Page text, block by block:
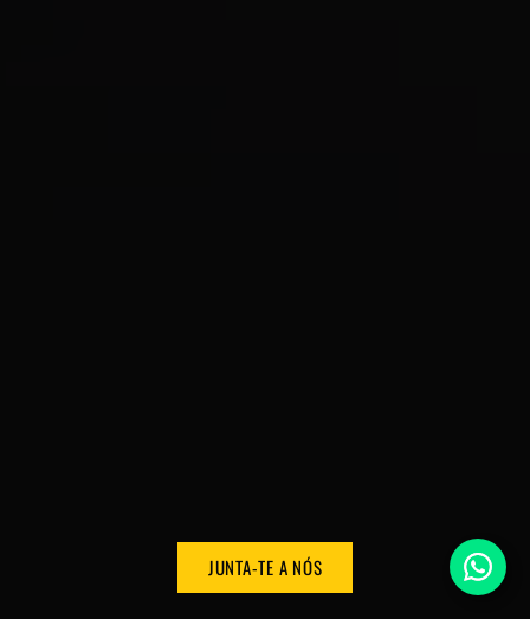
JUNTA-TE A NÓS